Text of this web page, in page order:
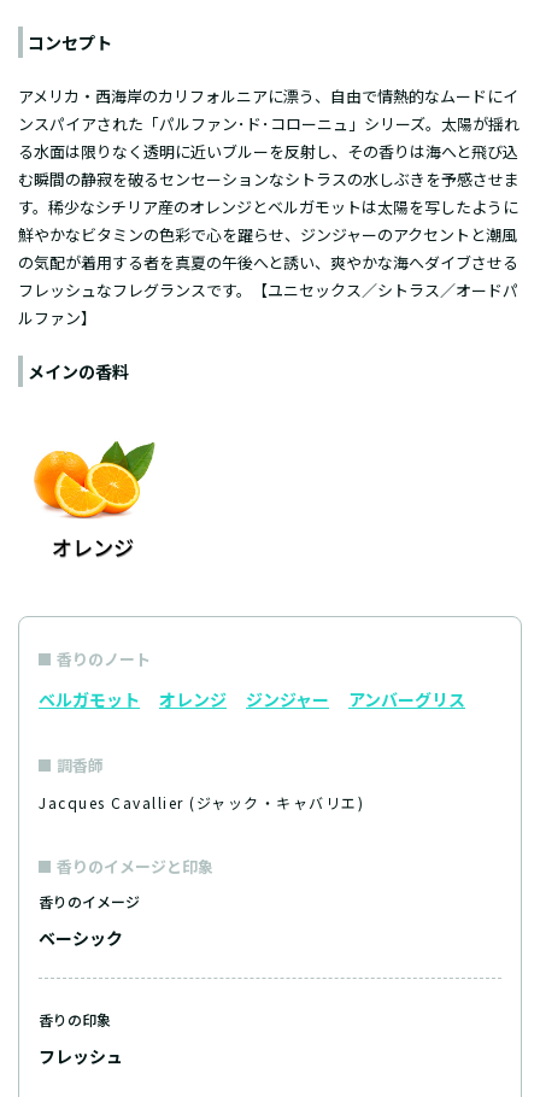
コンセプト
アメリカ・西海岸のカリフォルニアに漂う、自由で情熱的なムードにイ
ンスパイアされた「パルファン･ド･コローニュ」シリーズ。太陽が揺れ
る水面は限りなく透明に近いブルーを反射し、その香りは海へと飛び込
む瞬間の静寂を破るセンセーションなシトラスの水しぶきを予感させま
す。稀少なシチリア産のオレンジとベルガモットは太陽を写したように
鮮やかなビタミンの色彩で心を躍らせ、ジンジャーのアクセントと潮風
の気配が着用する者を真夏の午後へと誘い、爽やかな海へダイブさせる
フレッシュなフレグランスです。【ユニセックス／シトラス／オードパ
ルファン】
メインの香料
香りのノート
ベルガモット オレンジ ジンジャー アンバーグリス
調香師
Jacques Cavallier (ジャック・キャバリエ)
香りのイメージと印象
香りのイメージ
ベーシック
香りの印象
フレッシュ